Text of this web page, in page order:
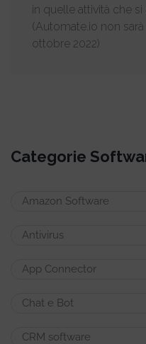
Categorie
Amazon Software
Antivirus
App Connector
Chat e Bot
CRM software
in quelle attività che
(Automate.io non
ottobre 2022)